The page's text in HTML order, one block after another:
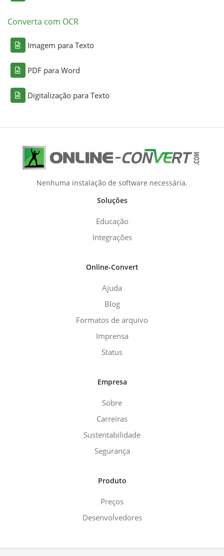
Converta com OCR
Imagem para Texto
PDF para Word
Digitalização para Texto
Nenhuma instalação de software necessária.
Soluções
Educação
Integrações
Online-Convert
Ajuda
Blog
Formatos de arquivo
Imprensa
Status
Empresa
Sobre
Carreiras
Sustentabilidade
Segurança
Produto
Preços
Desenvolvedores